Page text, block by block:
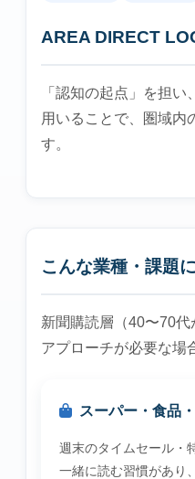
AREA DIRECT
「認知の起点」を担
用いることで、圏域内
す。
こんな業種・課題
新聞購読層（40〜70
アプローチが必要な場
スーパー・食品
週末のタイムセール・
一緒に読む習慣があり